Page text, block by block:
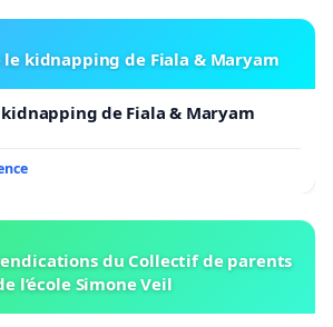
le kidnapping de Fiala & Maryam
de Fiala & Maryam
du Collectif de parents
l’école Simone Veil